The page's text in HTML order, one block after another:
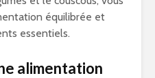
équilibrée et
essentiels.
alimentation